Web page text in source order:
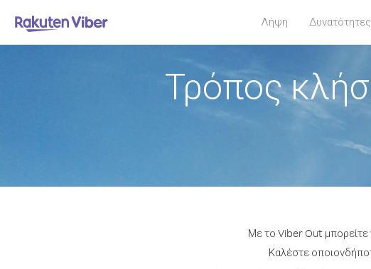
Λήψη Δυνατότητες
Τρόπος
Με το Viber Out μπορείτε
Καλέστε